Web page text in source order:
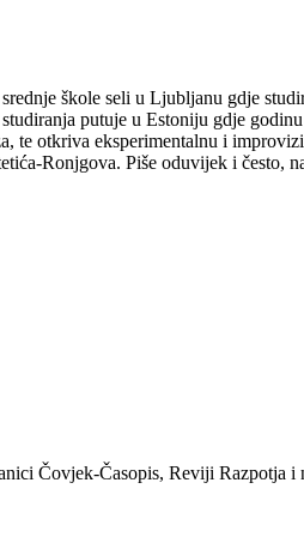
škole seli u Ljubljanu gdje
putuje u Estoniju gdje
otkriva eksperimentalnu i
Ronjgova. Piše oduvijek i često,
Čovjek-Časopis, Reviji Razpotja